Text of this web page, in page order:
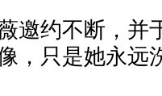
邀约不断，并
，只是她永远